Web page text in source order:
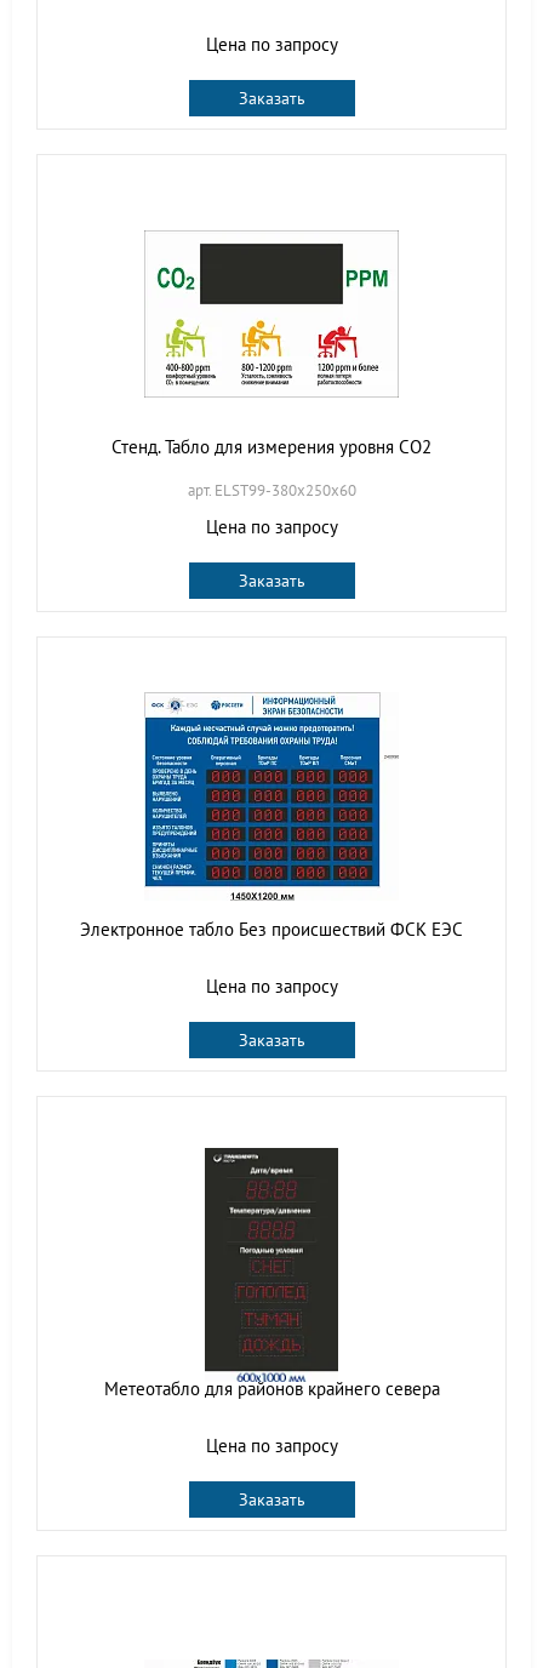
Цена по запросу
Заказать
Стенд. Табло для измерения уровня СО2
арт. ELST99-380х250х60
Цена по запросу
Заказать
Электронное табло Без происшествий ФСК ЕЭС
Цена по запросу
Заказать
Метеотабло для районов крайнего севера
Цена по запросу
Заказать